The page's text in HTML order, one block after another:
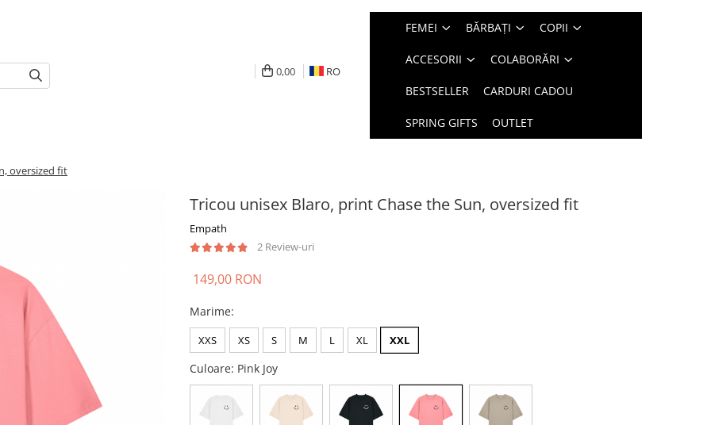
0,00 RO
FEMEI BĂRBAȚI COPII
ACCESORII COLABORĂRI
BESTSELLER CARDURI CADOU
SPRING GIFTS OUTLET
oversized fit
Tricou unisex Blaro, print Chase the Sun, oversized fit
Empath
2 Review-uri
149,00 RON
Marime:
XXS XS S M L XL XXL
Culoare: Pink Joy